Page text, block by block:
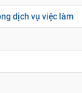
dịch vụ việc làm